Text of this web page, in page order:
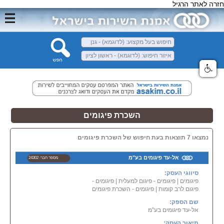
חזרה לאתר הרגיל
השכרת פיגומים
נמצאו 7 תוצאות בעת חיפוש של השכרת פיגומים
אל-עד פיגומים בע"מ מספר חבר: 24302
סיווגי העסק:
פיגומים
פיגומים - פיגום למעלית| פיגומים -
פיגום לרב קומות| פיגומים - השכרת פיגומים
שם הספק:
אל-עד פיגומים בע"מ